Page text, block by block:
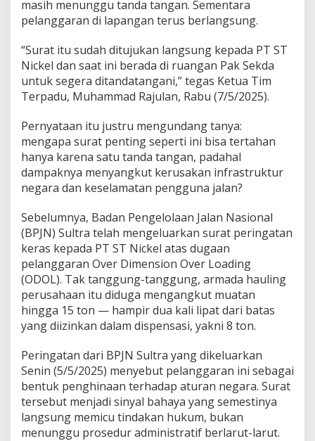
,
P
m
e
r
i
n
a
h
M
a
s
i
S
i
b
u
k
U
r
u
s
T
n
d
T
a
n
g
masih menunggu tanda tangan. Sementara
pelanggaran di lapangan terus berlangsung.
“Surat itu sudah ditujukan langsung kepada PT ST
Nickel dan saat ini berada di ruangan Pak Sekda
untuk segera ditandatangani,” tegas Ketua Tim
Terpadu, Muhammad Rajulan, Rabu (7/5/2025).
Pernyataan itu justru mengundang tanya:
mengapa surat penting seperti ini bisa tertahan
hanya karena satu tanda tangan, padahal
dampaknya menyangkut kerusakan infrastruktur
negara dan keselamatan pengguna jalan?
Sebelumnya, Badan Pengelolaan Jalan Nasional
(BPJN) Sultra telah mengeluarkan surat peringatan
keras kepada PT ST Nickel atas dugaan
pelanggaran Over Dimension Over Loading
(ODOL). Tak tanggung-tanggung, armada hauling
perusahaan itu diduga mengangkut muatan
hingga 15 ton — hampir dua kali lipat dari batas
yang diizinkan dalam dispensasi, yakni 8 ton.
Peringatan dari BPJN Sultra yang dikeluarkan
Senin (5/5/2025) menyebut pelanggaran ini sebagai
bentuk penghinaan terhadap aturan negara. Surat
tersebut menjadi sinyal bahaya yang semestinya
langsung memicu tindakan hukum, bukan
menunggu prosedur administratif berlarut-larut.